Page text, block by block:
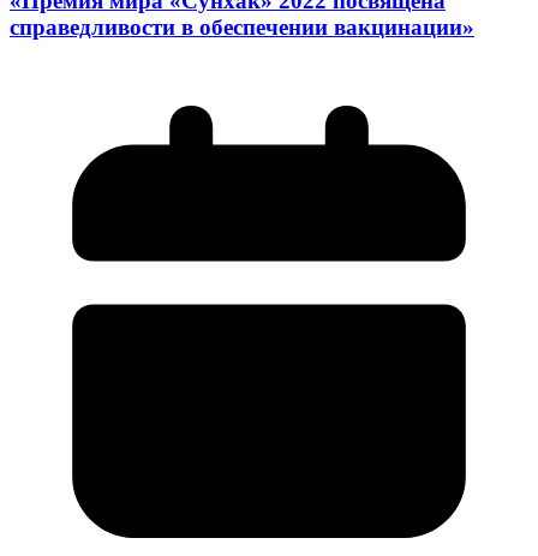
справедливости в обеспечении вакцинации»